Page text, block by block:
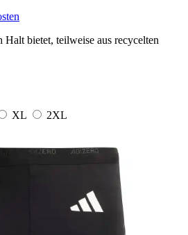
bietet, teilweise aus recycelten
XL
2XL